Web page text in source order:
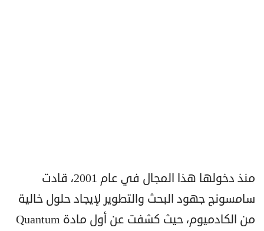
منذ دخولها هذا المجال في عام 2001، قادت
سامسونج جهود البحث والتطوير لإيجاد حلول خالية
من الكادميوم، حيث كشفت عن أول مادة Quantum